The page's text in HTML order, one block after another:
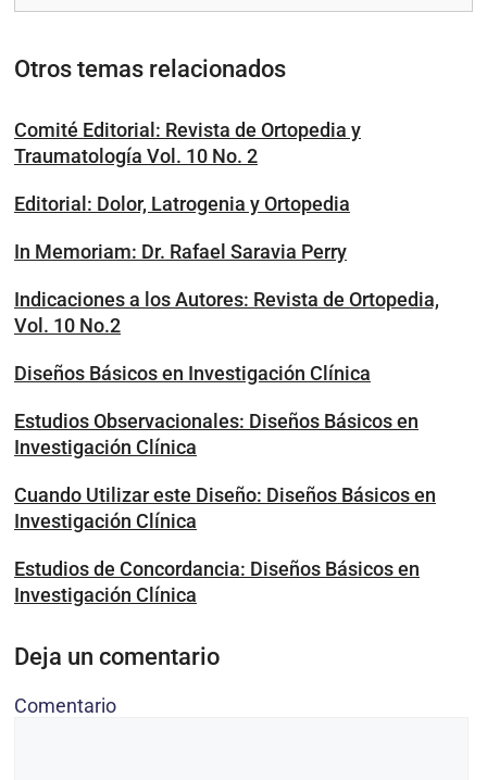
Otros temas relacionados
Comité Editorial: Revista de Ortopedia y
Traumatología Vol. 10 No. 2
Editorial: Dolor, Latrogenia y Ortopedia
In Memoriam: Dr. Rafael Saravia Perry
Indicaciones a los Autores: Revista de Ortopedia,
Vol. 10 No.2
Diseños Básicos en Investigación Clínica
Estudios Observacionales: Diseños Básicos en
Investigación Clínica
Cuando Utilizar este Diseño: Diseños Básicos en
Investigación Clínica
Estudios de Concordancia: Diseños Básicos en
Investigación Clínica
Deja un comentario
Comentario